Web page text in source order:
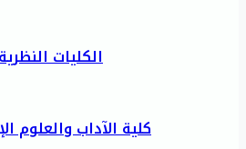
الكليات
كلية الآداب والعلوم